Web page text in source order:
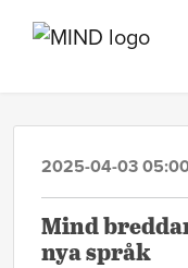
2025-04-03
Mind
nya språk